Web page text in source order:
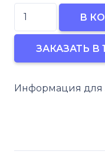
Количество
Вентилятор
к
25
В
ЗАКАЗАТЬ В
Информация для